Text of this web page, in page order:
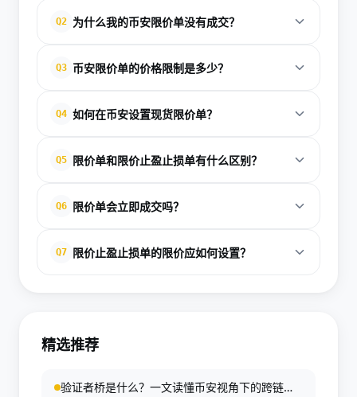
Q2 为什么我的币安限价单没有成交？
期时间不足，或输入价格超出50%-200%限制范围。
Q3 币安限价单的价格限制是多少？
需80%-120%之间。
Q4 如何在币安设置现货限价单？
价格和数量，最后点击买入或卖出提交。
Q5 限价单和限价止盈止损单有什么区别？
发价，触发后自动创建限价单，用于风控。
Q6 限价单会立即成交吗？
达到限价及市场流动性。
Q7 限价止盈止损单的限价应如何设置？
精选推荐
验证者桥是什么？一文读懂币安视角下的跨链安